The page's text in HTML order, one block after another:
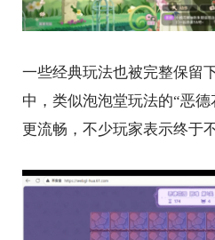
一些经典玩法也被完整保留
中，类似泡泡堂玩法的“恶
更流畅，不少玩家表示终于